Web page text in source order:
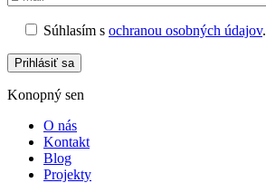
Súhlasím s ochranou osobných údajov.
Prihlásiť sa
Konopný sen
O nás
Kontakt
Blog
Projekty